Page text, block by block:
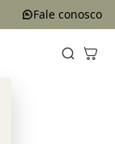
Fale conosco